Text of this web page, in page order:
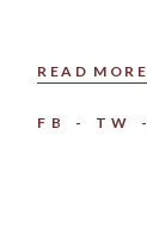
READ MORE
FB TW